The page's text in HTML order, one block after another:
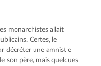
monarchistes allait
Certes, le
décréter une amnistie
son père, mais quelques